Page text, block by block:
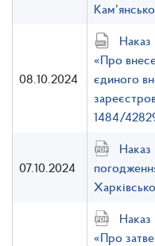
08.10.2024
Наказ
«Про
єдиного
1484/
07.10.2024
Наказ
Наказ
«Про